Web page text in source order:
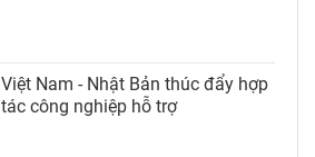
Việt Nam - Nhật Bản thúc đẩy hợp
tác công nghiệp hỗ trợ